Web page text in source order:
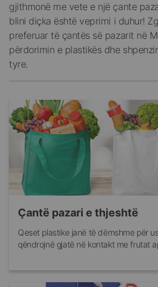
gjithmonë me vete e një çante
blini diçka është veprimi i duhur!
preferuar të çantës së pazarit në
përdorimin e plastikës dhe
tyre.
Çantë pazari e thjeshtë
Qeset plastike janë të dëmshme për
qëndrojnë gjatë në kontakt me frutat